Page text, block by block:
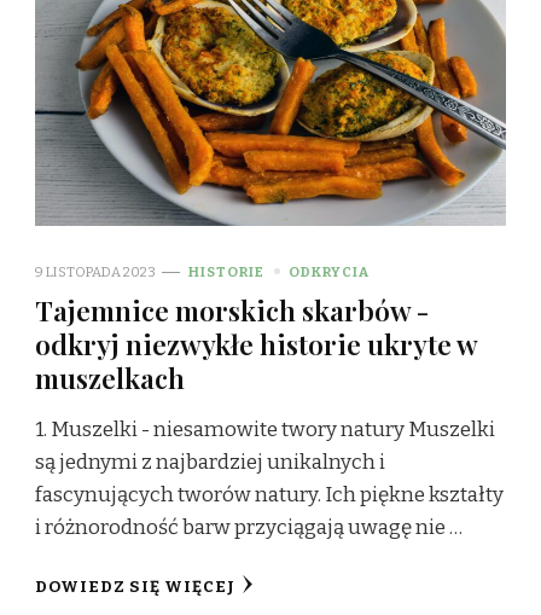
9 LISTOPADA 2023 HISTORIE ODKRYCIA
Tajemnice morskich skarbów -
odkryj niezwykłe historie ukryte w
muszelkach
1. Muszelki - niesamowite twory natury Muszelki
są jednymi z najbardziej unikalnych i
fascynujących tworów natury. Ich piękne kształty
i różnorodność barw przyciągają uwagę nie …
DOWIEDZ SIĘ WIĘCEJ